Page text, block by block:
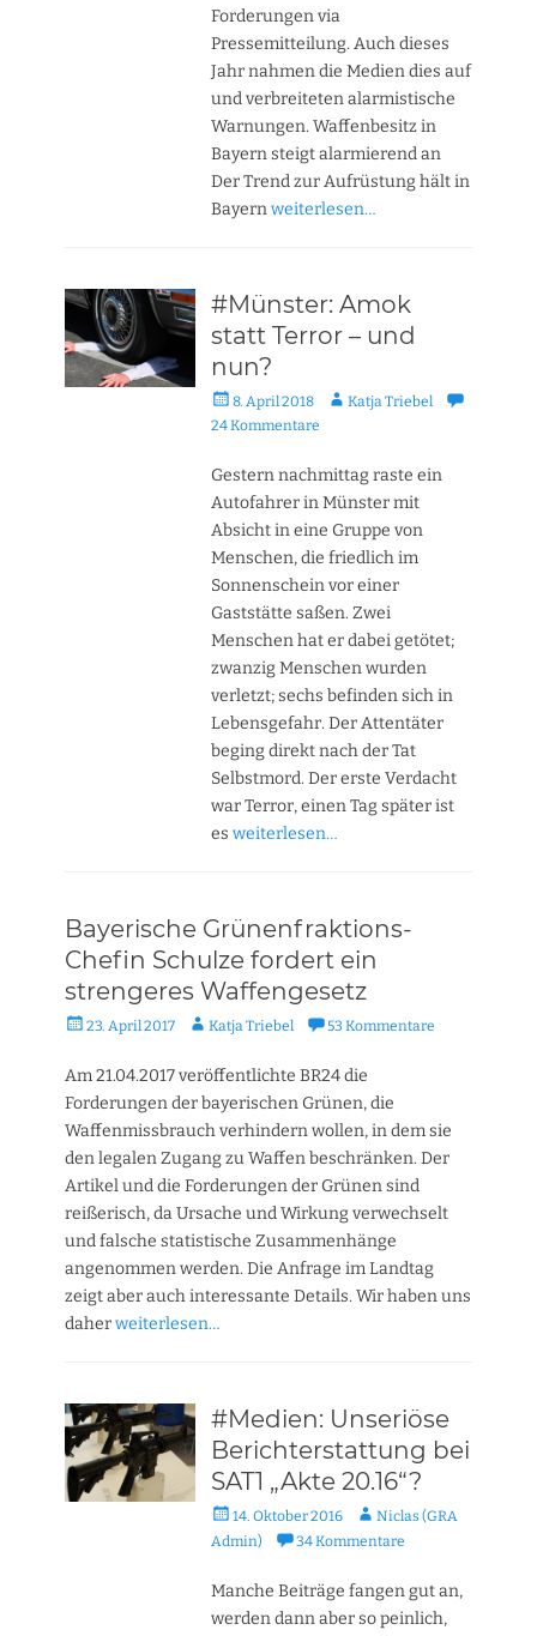
Forderungen via
Pressemitteilung. Auch dieses
Jahr nahmen die Medien dies auf
und verbreiteten alarmistische
Warnungen. Waffenbesitz in
Bayern steigt alarmierend an
Der Trend zur Aufrüstung hält in
Bayernweiterlesen…
#Münster: Amok
statt Terror – und
nun?
Veröffentlicht
am
8. April 2018 AutorKatja Triebel
24 Kommentare
Gestern nachmittag raste ein
Autofahrer in Münster mit
Absicht in eine Gruppe von
Menschen, die friedlich im
Sonnenschein vor einer
Gaststätte saßen. Zwei
Menschen hat er dabei getötet;
zwanzig Menschen wurden
verletzt; sechs befinden sich in
Lebensgefahr. Der Attentäter
beging direkt nach der Tat
Selbstmord. Der erste Verdacht
war Terror, einen Tag später ist
esweiterlesen…
Bayerische Grünenfraktions-
Chefin Schulze fordert ein
strengeres Waffengesetz
Veröffentlicht
23. April 2017 AutorKatja Triebel 53 Kommentare
Am 21.04.2017 veröffentlichte BR24 die
Forderungen der bayerischen Grünen, die
Waffenmissbrauch verhindern wollen, in dem sie
den legalen Zugang zu Waffen beschränken. Der
Artikel und die Forderungen der Grünen sind
reißerisch, da Ursache und Wirkung verwechselt
und falsche statistische Zusammenhänge
angenommen werden. Die Anfrage im Landtag
zeigt aber auch interessante Details. Wir haben uns
daherweiterlesen…
#Medien: Unseriöse
Berichterstattung bei
SAT1 „Akte 20.16“?
Veröffentlicht
am
14. Oktober 2016 AutorNiclas (GRA
Admin)
34 Kommentare
Manche Beiträge fangen gut an,
werden dann aber so peinlich,